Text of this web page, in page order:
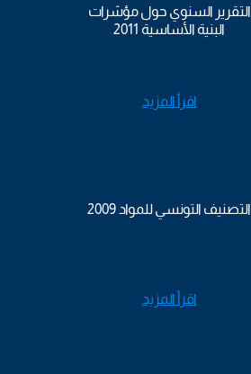
التقرير السنوي حول مؤشرات
البنية الأساسية 2011
اقرأ المزيد
التصنيف التونسي للمواد 2009
اقرأ المزيد